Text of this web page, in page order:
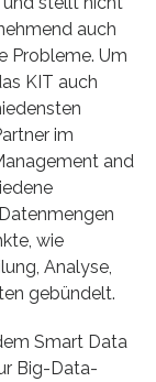
auch
Probleme. Um
KIT auch
im
and
wie
Analyse,
gebündelt.
Smart Data
Big-Data-